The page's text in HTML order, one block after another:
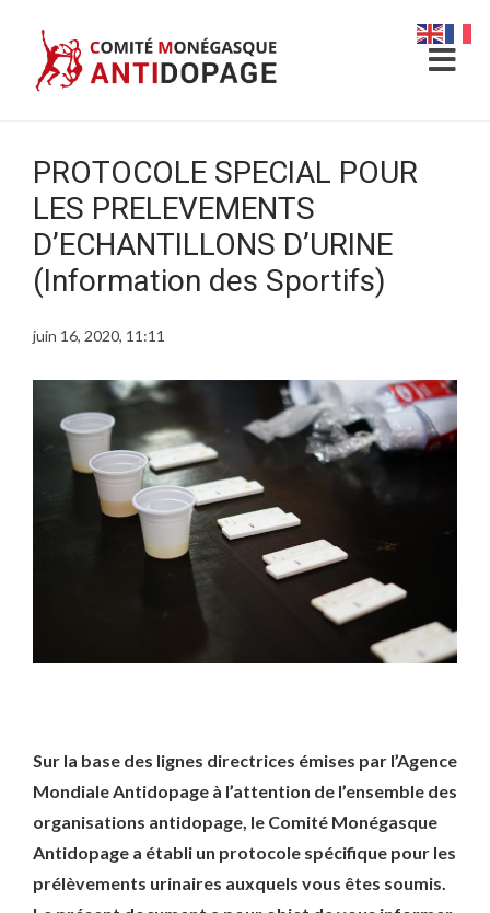
PROTOCOLE SPECIAL POUR
LES PRELEVEMENTS
D’ECHANTILLONS D’URINE
(Information des Sportifs)
juin 16, 2020, 11:11
Sur la base des lignes directrices émises par l’Agence
Mondiale Antidopage à l’attention de l’ensemble des
organisations antidopage, le Comité Monégasque
Antidopage a établi un protocole spécifique pour les
prélèvements urinaires auxquels vous êtes soumis.